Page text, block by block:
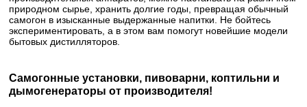
природном сырье, хранить долгие годы, превращая обычный
самогон в изысканные выдержанные напитки. Не бойтесь
экспериментировать, а в этом вам помогут новейшие модели
бытовых дистилляторов.
Самогонные установки, пивоварни, коптильни и
дымогенераторы от производителя!